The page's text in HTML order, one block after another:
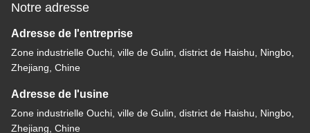
Notre adresse
Adresse de l'entreprise
Zone industrielle Ouchi, ville de Gulin, district de Haishu, Ningbo,
Zhejiang, Chine
Adresse de l'usine
Zone industrielle Ouchi, ville de Gulin, district de Haishu, Ningbo,
Zhejiang, Chine